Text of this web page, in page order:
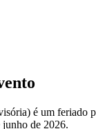
é um feriado
junho de 2026.